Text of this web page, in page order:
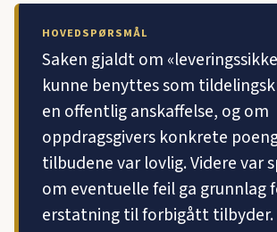
HOVEDSPØRSMÅL
Saken gjaldt om
kunne benyttes som
en offentlig anskaffelse, og om
oppdragsgivers konkrete
tilbudene var lovlig. Videre var
om eventuelle feil ga grunnlag
erstatning til forbigått tilbyder.